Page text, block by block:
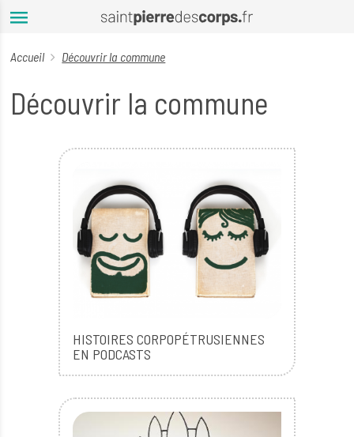
Aller au contenu principal
Accueil Découvrir la commune
Découvrir la commune
HISTOIRES CORPOPÉTRUSIENNES
EN PODCASTS